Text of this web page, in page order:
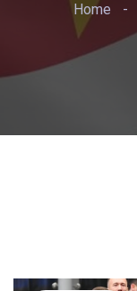
Home -